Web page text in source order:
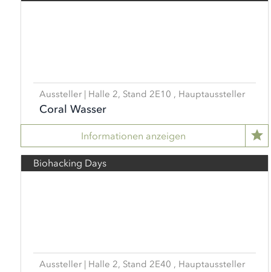
Aussteller | Halle 2, Stand 2E10 , Hauptaussteller
Coral Wasser
Informationen anzeigen
Biohacking Days
Aussteller | Halle 2, Stand 2E40 , Hauptaussteller